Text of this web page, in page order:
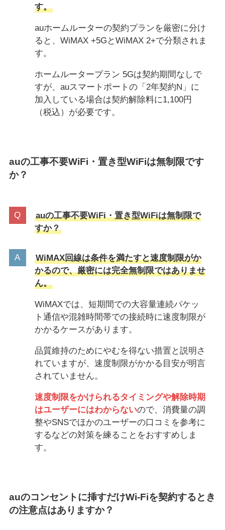
す。
auホームルーターの契約プランを厳密に分け
ると、WiMAX +5GとWiMAX 2+で分類されま
す。
ホームルータープラン 5Gは契約期間なしで
すが、auスマートポートの「2年契約N」に
加入している場合は契約解除料に1,100円
（税込）が必要です。
auの工事不要WiFi・置き型WiFiは無制限です
か？
auの工事不要WiFi・置き型WiFiは無制限で
すか？
WiMAX回線は条件を満たすと速度制限がか
かるので、厳密には完全無制限ではありませ
ん。
WiMAXでは、短期間での大容量連続パケッ
ト通信や混雑時間帯での接続時に速度制限が
かかるケースがあります。
品質維持のためにやむを得ない措置と説明さ
れていますが、速度制限がかかる目安が明言
されていません。
速度制限をかけられるタイミングや解除時期
はユーザーにはわからないので、消費量の調
整やSNSでほかのユーザーの口コミを参考に
するなどの対策を練ることをおすすめしま
す。
auのコンセントに挿すだけWi-Fiを契約するとき
の注意点はありますか？